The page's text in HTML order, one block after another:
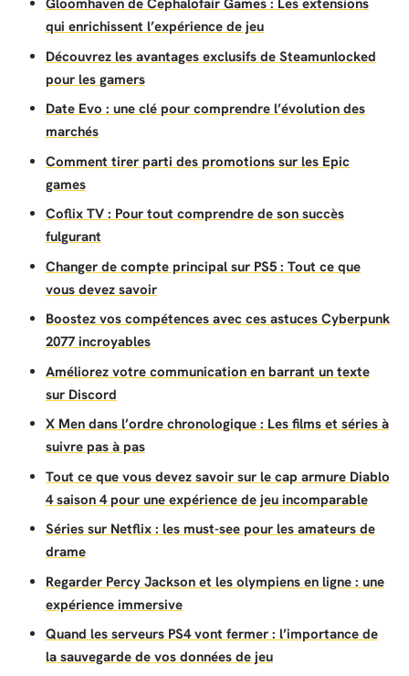
Gloomhaven de Cephalofair Games : Les extensions
qui enrichissent l’expérience de jeu
Découvrez les avantages exclusifs de Steamunlocked
pour les gamers
Date Evo : une clé pour comprendre l’évolution des
marchés
Comment tirer parti des promotions sur les Epic
games
Coflix TV : Pour tout comprendre de son succès
fulgurant
Changer de compte principal sur PS5 : Tout ce que
vous devez savoir
Boostez vos compétences avec ces astuces Cyberpunk
2077 incroyables
Améliorez votre communication en barrant un texte
sur Discord
X Men dans l’ordre chronologique : Les films et séries à
suivre pas à pas
Tout ce que vous devez savoir sur le cap armure Diablo
4 saison 4 pour une expérience de jeu incomparable
Séries sur Netflix : les must-see pour les amateurs de
drame
Regarder Percy Jackson et les olympiens en ligne : une
expérience immersive
Quand les serveurs PS4 vont fermer : l’importance de
la sauvegarde de vos données de jeu